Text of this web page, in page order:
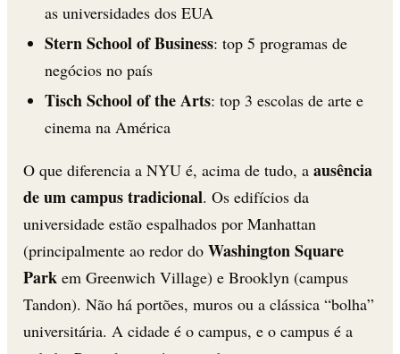
as universidades dos EUA
Stern School of Business: top 5 programas de
negócios no país
Tisch School of the Arts: top 3 escolas de arte e
cinema na América
O que diferencia a NYU é, acima de tudo, a ausência
de um campus tradicional. Os edifícios da
universidade estão espalhados por Manhattan
(principalmente ao redor do Washington Square
Park em Greenwich Village) e Brooklyn (campus
Tandon). Não há portões, muros ou a clássica “bolha”
universitária. A cidade é o campus, e o campus é a